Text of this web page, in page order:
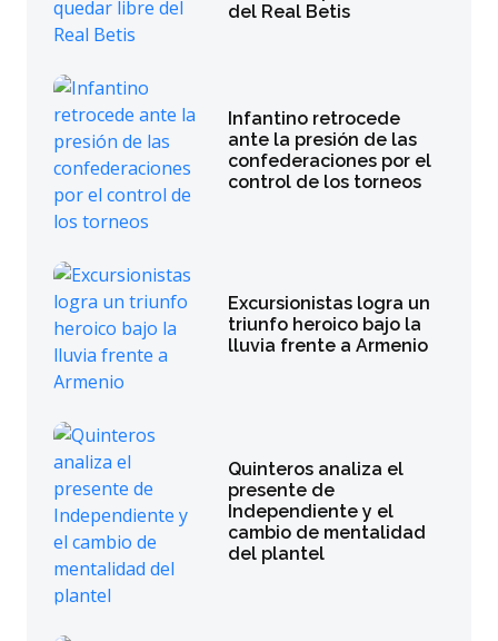
del Real Betis
Infantino retrocede
ante la presión de las
confederaciones por el
control de los torneos
Excursionistas logra un
triunfo heroico bajo la
lluvia frente a Armenio
Quinteros analiza el
presente de
Independiente y el
cambio de mentalidad
del plantel